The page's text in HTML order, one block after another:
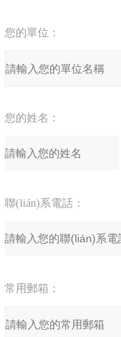
您的單位：
您的姓名：
聯(lián)系電話：
常用郵箱：